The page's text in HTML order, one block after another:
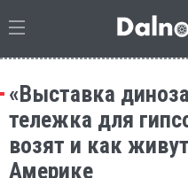
«Выставка
тележка для
возят и как
Америке